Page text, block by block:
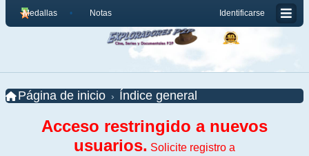
Identificarse
Medallas Notas
Página de inicio Índice general
Acceso restringido a nuevos
usuarios. Solicite registro a